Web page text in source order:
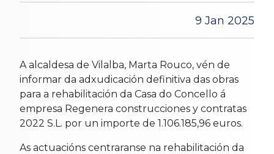
9 Jan 2025
A alcaldesa de Vilalba, Marta Rouco, vén de
informar da adxudicación definitiva das obras
para a rehabilitación da Casa do Concello á
empresa Regenera construcciones y contratas
2022 S.L. por un importe de 1.106.185,96 euros.
As actuacións centraranse na rehabilitación da